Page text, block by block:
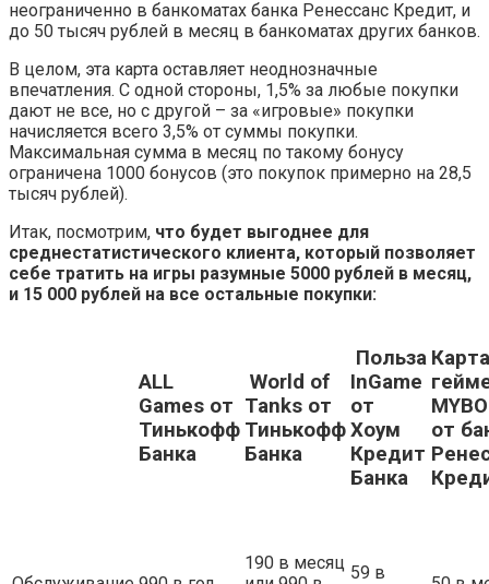
неограниченно в банкоматах банка Ренессанс Кредит, и
до 50 тысяч рублей в месяц в банкоматах других банков.
В целом, эта карта оставляет неоднозначные
впечатления. С одной стороны, 1,5% за любые покупки
дают не все, но с другой – за «игровые» покупки
начисляется всего 3,5% от суммы покупки.
Максимальная сумма в месяц по такому бонусу
ограничена 1000 бонусов (это покупок примерно на 28,5
тысяч рублей).
Итак, посмотрим, что будет выгоднее для
среднестатистического клиента, который позволяет
себе тратить на игры разумные 5000 рублей в месяц,
и 15 000 рублей на все остальные покупки:
ALL
Games от
Тинькофф
Банка
World of
Tanks от
Тинькофф
Банка
Польза
InGame
от
Хоум
Кредит
Банка
Карта
от
190 в месяц 59 в